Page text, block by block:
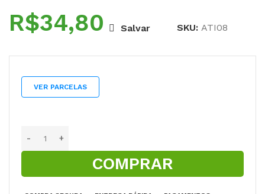
R$ Salvar SKU:ATI08
VER PARCELAS
COMPRAR